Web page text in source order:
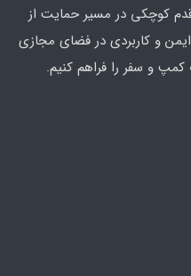
کوچکی در مسیر حمایت از
و کاربردی در فضای مجازی
و سفر را فراهم کنیم.